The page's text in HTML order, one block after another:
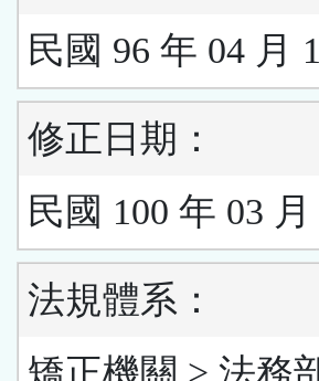
民國 96 年 04 月
修正日期：
民國 100 年 03 月
法規體系：